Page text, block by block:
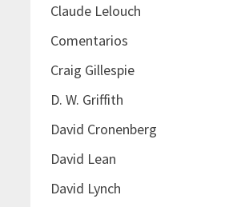
Claude Lelouch
Comentarios
Craig Gillespie
D. W. Griffith
David Cronenberg
David Lean
David Lynch